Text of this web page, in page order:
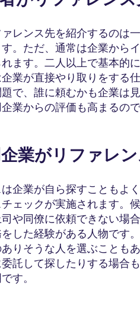
レンス先を紹介するのは
。ただ、通常は企業から
ます。二人以上で基本的
業が直接やり取りをする
で、誰に頼むかも企業は
業からの評価も高まるの
業がリファレ
は企業が自ら探すこともよ
チェックが実施されます。
や同僚に依頼できない場
した経験がある人物です
りそうな人を選ぶことも
託して探したりする場合
す。